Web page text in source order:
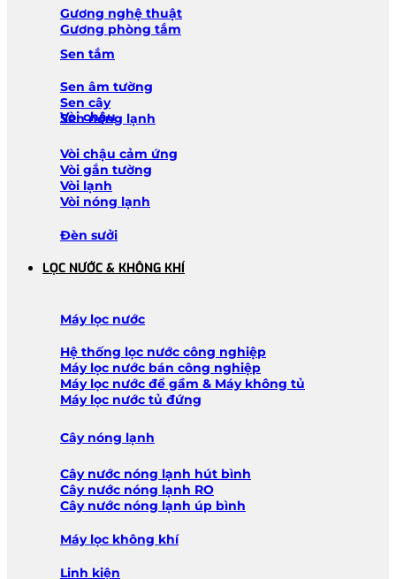
Gương nghệ thuật
Gương phòng tắm
Sen tắm
Sen âm tường
Sen cây
Sen nóng lạnh
Vòi chậu
Vòi chậu cảm ứng
Vòi gắn tường
Vòi lạnh
Vòi nóng lạnh
Đèn sưởi
LỌC NƯỚC & KHÔNG KHÍ
Máy lọc nước
Hệ thống lọc nước công nghiệp
Máy lọc nước bán công nghiệp
Máy lọc nước để gầm & Máy không tủ
Máy lọc nước tủ đứng
Cây nóng lạnh
Cây nước nóng lạnh hút bình
Cây nước nóng lạnh RO
Cây nước nóng lạnh úp bình
Máy lọc không khí
Linh kiện